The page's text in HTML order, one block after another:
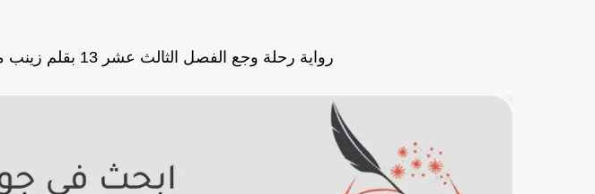
رواية رحلة وجع الفصل الثالث عشر 13 بقلم زينب مجدي